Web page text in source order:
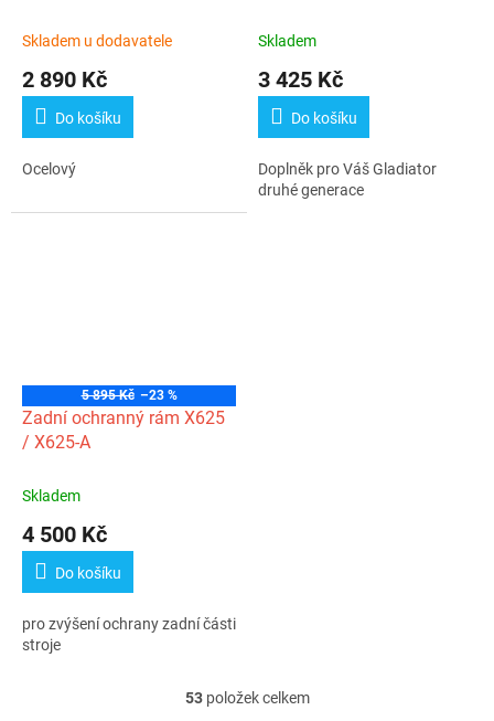
Skladem u dodavatele
2 890 Kč
Do košíku
Ocelový
Skladem
3 425 Kč
Do košíku
Doplněk pro Váš Gladiator
druhé generace
5 895 Kč –23 %
Zadní ochranný rám X625
/ X625-A
Skladem
4 500 Kč
Do košíku
pro zvýšení ochrany zadní části
stroje
O
53položek celkem